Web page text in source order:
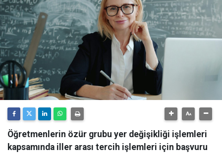
Öğretmenlerin özür grubu yer değişikliği işlemleri
kapsamında iller arası tercih işlemleri için başvuru